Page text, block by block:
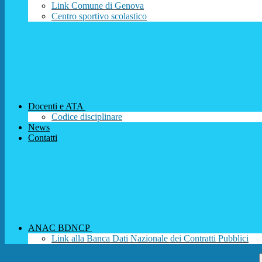
Link Comune di Genova
Centro sportivo scolastico
Docenti e ATA
Codice disciplinare
News
Contatti
ANAC BDNCP
Link alla Banca Dati Nazionale dei Contratti Pubblici